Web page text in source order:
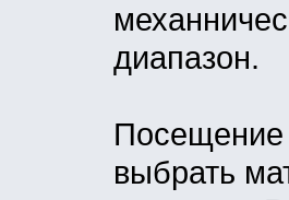
диапазон.
Посещение
выбрать